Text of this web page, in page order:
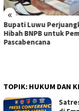
«
Bupati Luwu
Hibah BNPB untuk
Pascabencana
TOPIK: HUKUM DAN